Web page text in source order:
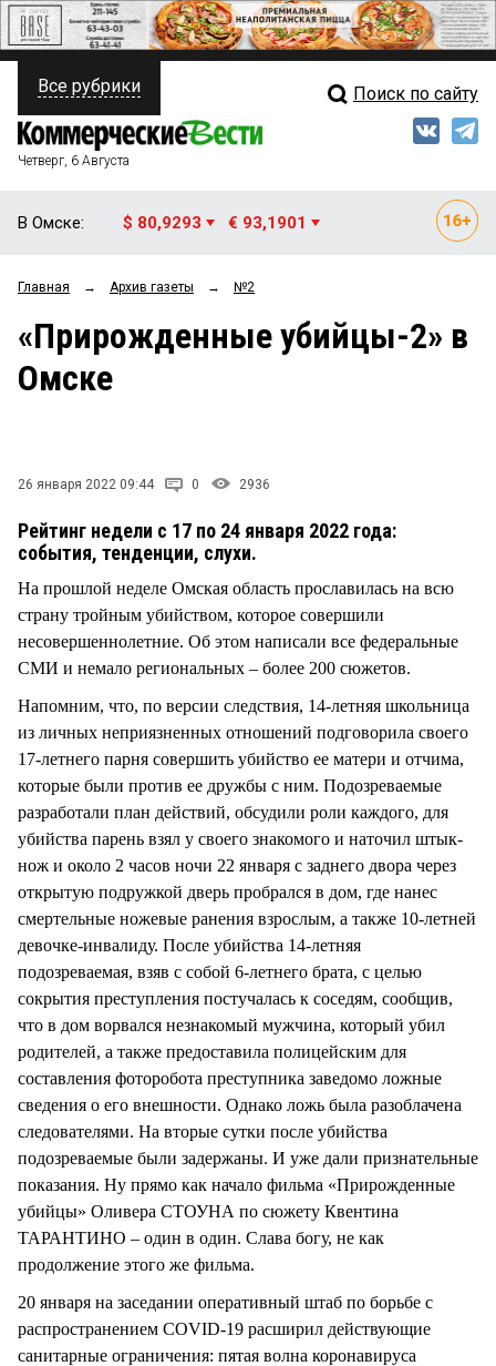
ПОЛИТИКА
ФИНАНСЫ
ОБЩЕСТВО
ЗАКОН
СТИЛЬ ЖИЗНИ
Свежий выпуск
Рейтинги
Все рубрики Поиск по сайту
Четверг, 6 Августа
В Омске: $ 80,9293 € 93,1901
Главная → Архив газеты → №2
«Прирожденные убийцы-2» в
Омске
26 января 2022 09:44 0 2936
Рейтинг недели с 17 по 24 января 2022 года:
события, тенденции, слухи.
На прошлой неделе Омская область прославилась на всю
страну тройным убийством, которое совершили
несовершеннолетние. Об этом написали все федеральные
СМИ и немало региональных – более 200 сюжетов.
Напомним, что, по версии следствия, 14-летняя школьница
из личных неприязненных отношений подговорила своего
17-летнего парня совершить убийство ее матери и отчима,
которые были против ее дружбы с ним. Подозреваемые
разработали план действий, обсудили роли каждого, для
убийства парень взял у своего знакомого и наточил штык-
нож и около 2 часов ночи 22 января с заднего двора через
открытую подружкой дверь пробрался в дом, где нанес
смертельные ножевые ранения взрослым, а также 10-летней
девочке-инвалиду. После убийства 14-летняя
подозреваемая, взяв с собой 6-летнего брата, с целью
сокрытия преступления постучалась к соседям, сообщив,
что в дом ворвался незнакомый мужчина, который убил
родителей, а также предоставила полицейским для
составления фоторобота преступника заведомо ложные
сведения о его внешности. Однако ложь была разоблачена
следователями. На вторые сутки после убийства
подозреваемые были задержаны. И уже дали признательные
показания. Ну прямо как начало фильма «Прирожденные
убийцы» Оливера СТОУНА по сюжету Квентина
ТАРАНТИНО – один в один. Слава богу, не как
продолжение этого же фильма.
20 января на заседании оперативный штаб по борьбе с
распространением COVID-19 расширил действующие
санитарные ограничения: пятая волна коронавируса